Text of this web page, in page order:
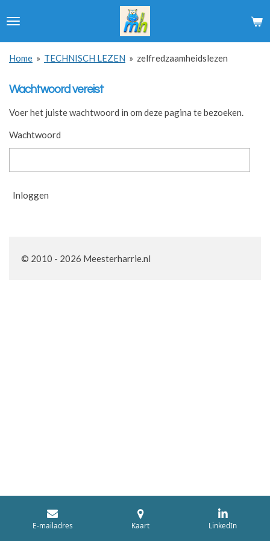
direct
hoofdinhoud
Home » TECHNISCH LEZEN » zelfredzaamheidslezen
Wachtwoord vereist
Voer het juiste wachtwoord in om deze pagina te bezoeken.
Wachtwoord
Inloggen
© 2010 - 2026 Meesterharrie.nl
E-mailadres Kaart LinkedIn